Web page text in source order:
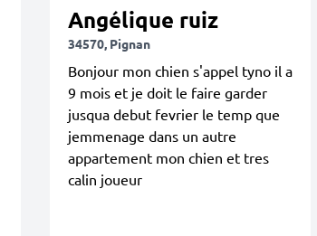
Angélique ruiz
34570, Pignan
Bonjour mon chien s'appel tyno il a
9 mois et je doit le faire garder
jusqua debut fevrier le temp que
jemmenage dans un autre
appartement mon chien et tres
calin joueur